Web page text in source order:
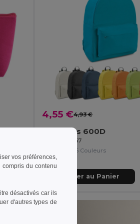
4,55 €4,93 €
Sac à dos 600D
Egotier 92667
+6 Couleurs
Ajouter au Panier
vos préférences,
du contenu
désactivés car ils
d'autres types de